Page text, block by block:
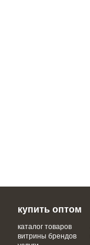
купить оптом
каталог товаров
витрины брендов